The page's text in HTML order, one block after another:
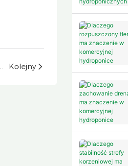
hydroponiczowymi i holenderskimi wiadrami Kolejny